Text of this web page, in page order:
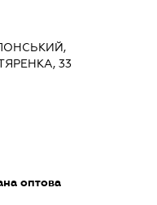
33
оптова